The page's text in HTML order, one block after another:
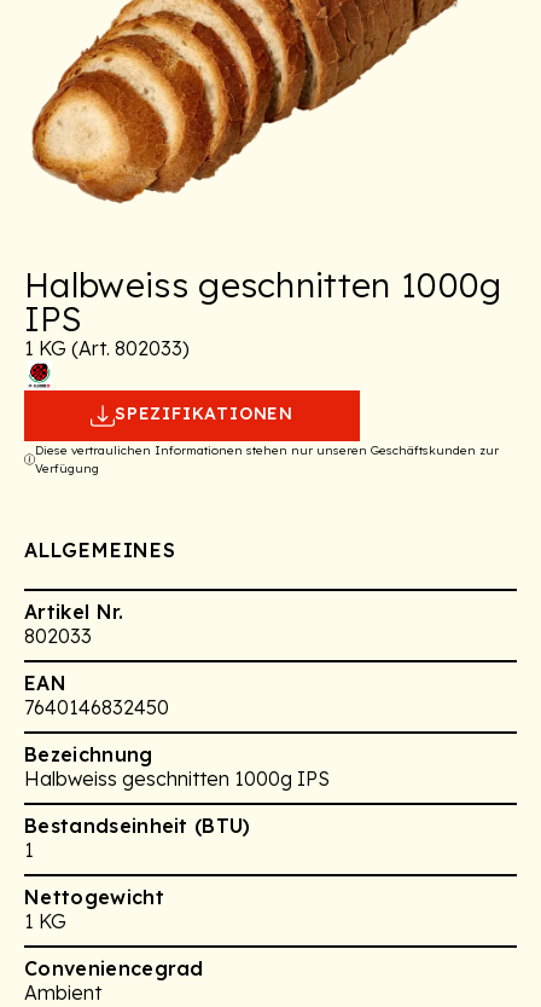
Halbweiss geschnitten 1000g
IPS
1 KG (Art. 802033)
SPEZIFIKATIONEN
Diese vertraulichen Informationen stehen nur unseren Geschäftskunden zur
Verfügung
ALLGEMEINES
Artikel Nr.
802033
EAN
7640146832450
Bezeichnung
Halbweiss geschnitten 1000g IPS
Bestandseinheit (BTU)
1
Nettogewicht
1 KG
Conveniencegrad
Ambient